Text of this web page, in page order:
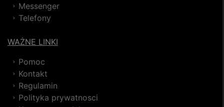
Messenger
Telefony
WAŻNE LINKI
Pomoc
Kontakt
Regulamin
Polityka prywatnosci